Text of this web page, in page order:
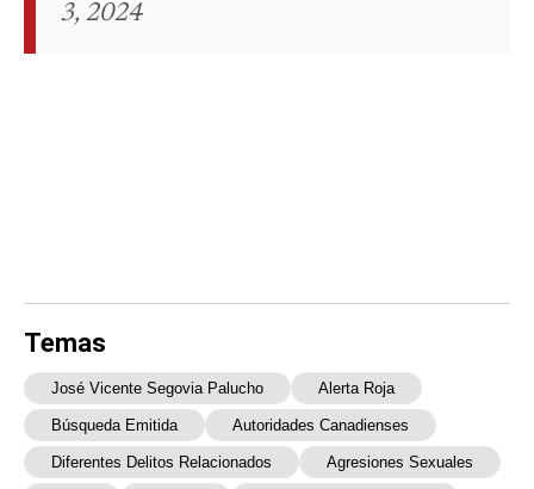
3, 2024
Temas
José Vicente Segovia Palucho Alerta Roja
Búsqueda Emitida Autoridades Canadienses
Diferentes Delitos Relacionados Agresiones Sexuales